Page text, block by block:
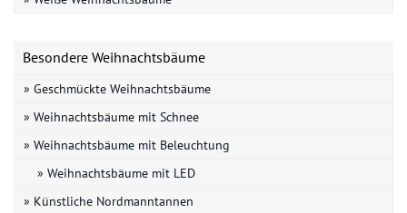
Besondere Weihnachtsbäume
» Geschmückte Weihnachtsbäume
» Weihnachtsbäume mit Schnee
» Weihnachtsbäume mit Beleuchtung
» Weihnachtsbäume mit LED
» Künstliche Nordmanntannen